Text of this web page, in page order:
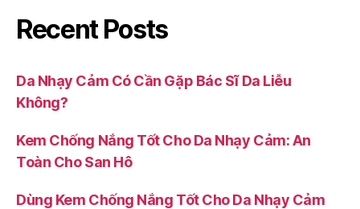
Recent Posts
Da Nhạy Cảm Có Cần Gặp Bác Sĩ Da Liễu
Không?
Kem Chống Nắng Tốt Cho Da Nhạy Cảm: An
Toàn Cho San Hô
Dùng Kem Chống Nắng Tốt Cho Da Nhạy Cảm